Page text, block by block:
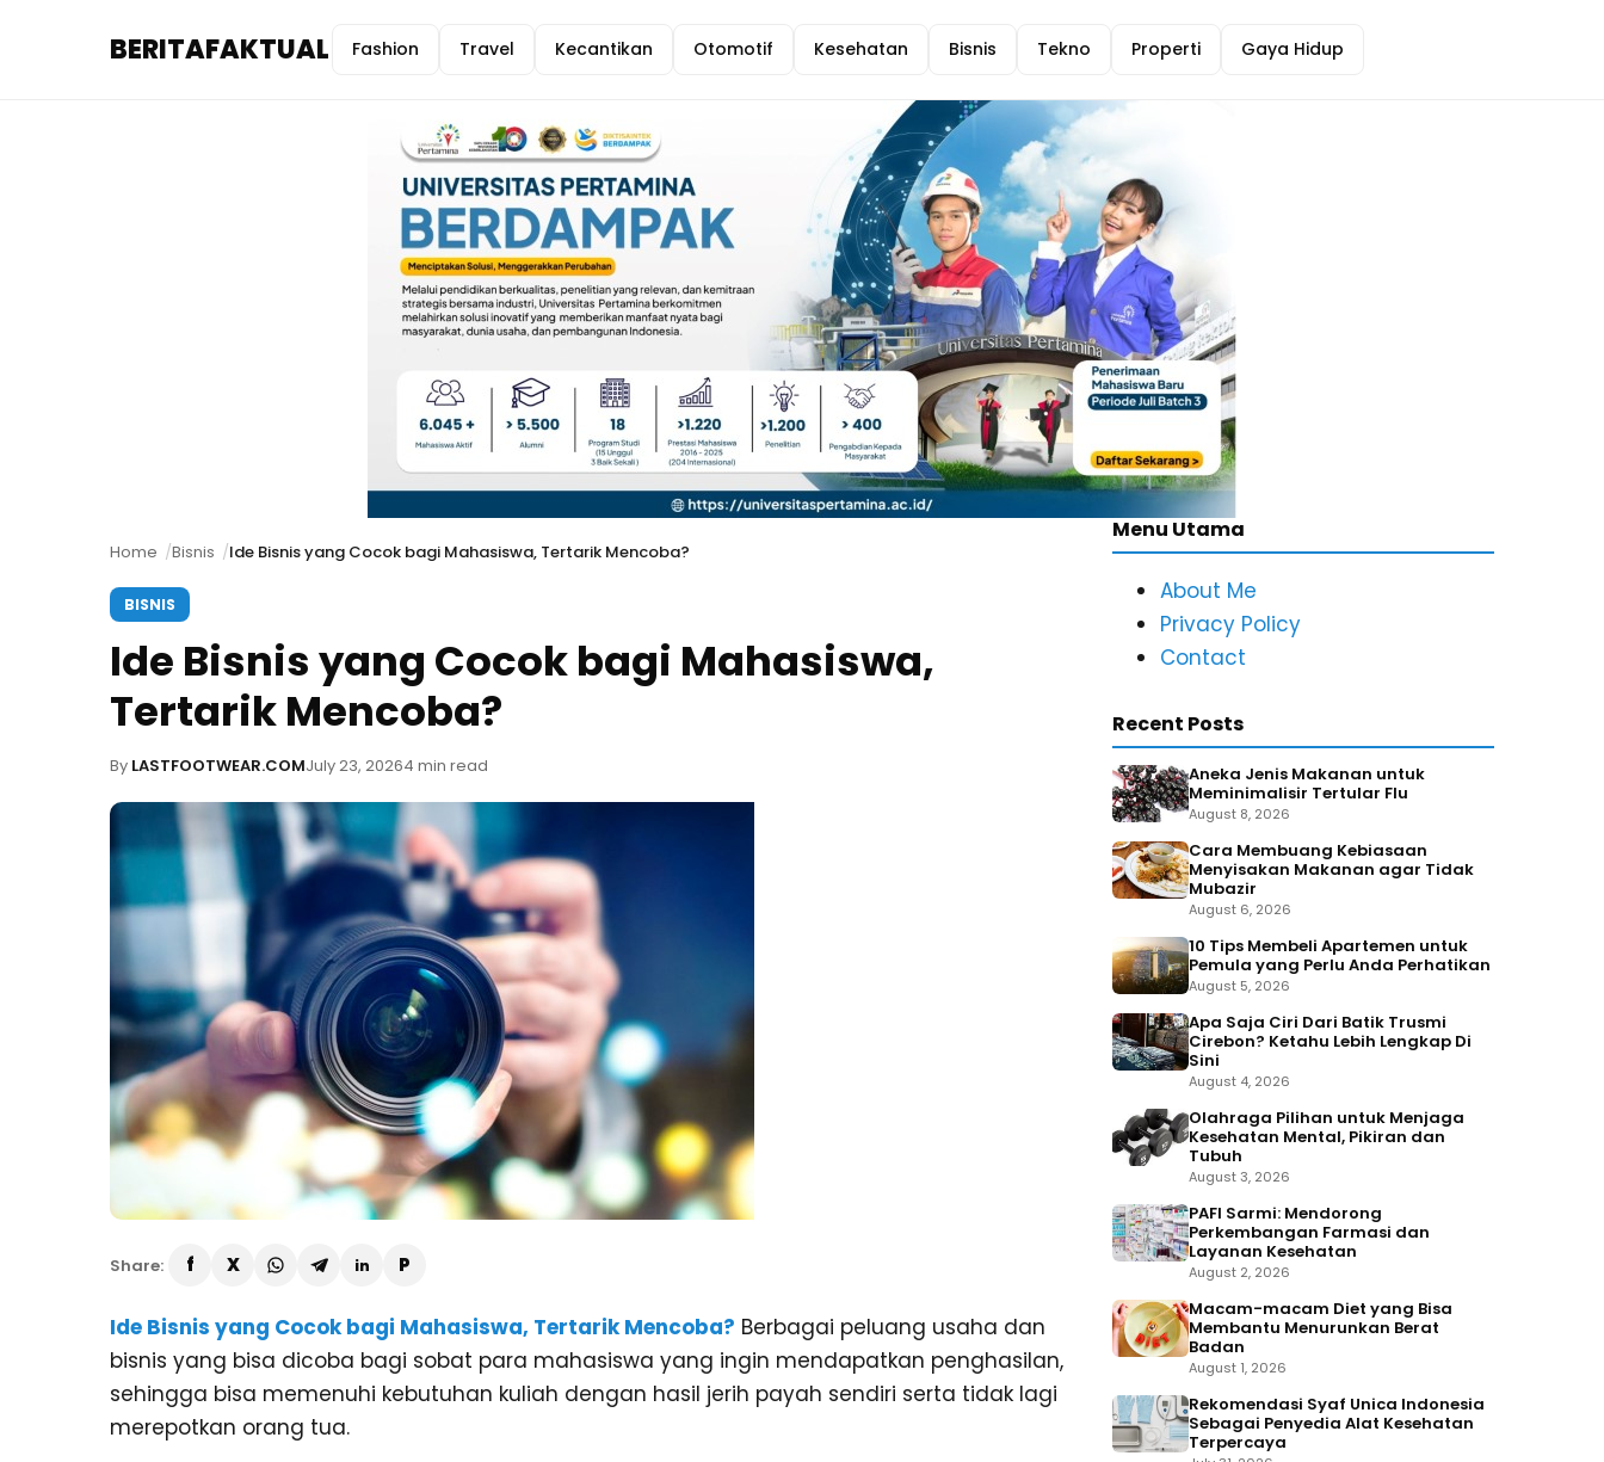
BERITAFAKTUAL Fashion Travel Kecantikan Otomotif Kesehatan Bisnis Tekno Properti Gaya Hidup
Home Bisnis Ide Bisnis yang Cocok bagi Mahasiswa, Tertarik Mencoba?
BISNIS
Ide Bisnis yang Cocok bagi Mahasiswa,
Tertarik Mencoba?
By LASTFOOTWEAR.COMJuly 23, 20264 min read
Share:
Ide Bisnis yang Cocok bagi Mahasiswa, Tertarik Mencoba? Berbagai peluang usaha dan
bisnis yang bisa dicoba bagi sobat para mahasiswa yang ingin mendapatkan penghasilan,
sehingga bisa memenuhi kebutuhan kuliah dengan hasil jerih payah sendiri serta tidak lagi
merepotkan orang tua.
Menu Utama
About Me
Privacy Policy
Contact
Recent Posts
Aneka Jenis Makanan untuk
Meminimalisir Tertular Flu
August 8, 2026
Cara Membuang Kebiasaan
Menyisakan Makanan agar Tidak
Mubazir
August 6, 2026
10 Tips Membeli Apartemen untuk
Pemula yang Perlu Anda Perhatikan
August 5, 2026
Apa Saja Ciri Dari Batik Trusmi
Cirebon? Ketahu Lebih Lengkap Di
Sini
August 4, 2026
Olahraga Pilihan untuk Menjaga
Kesehatan Mental, Pikiran dan
Tubuh
August 3, 2026
PAFI Sarmi: Mendorong
Perkembangan Farmasi dan
Layanan Kesehatan
August 2, 2026
Macam-macam Diet yang Bisa
Membantu Menurunkan Berat
Badan
August 1, 2026
Rekomendasi Syaf Unica Indonesia
Sebagai Penyedia Alat Kesehatan
Terpercaya